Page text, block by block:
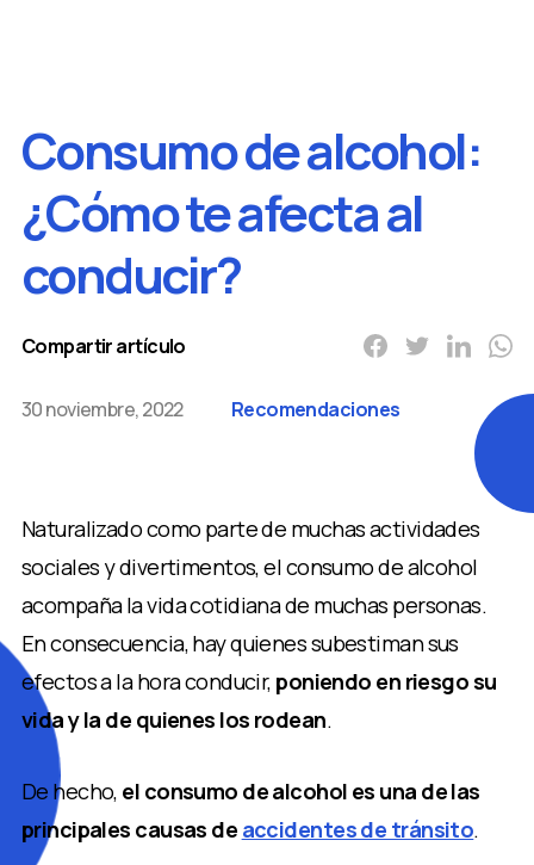
Consumo de alcohol:
¿Cómo te afecta al
conducir?
Compartir artículo
30 noviembre, 2022 Recomendaciones
Naturalizado como parte de muchas actividades
sociales y divertimentos, el consumo de alcohol
acompaña la vida cotidiana de muchas personas.
En consecuencia, hay quienes subestiman sus
efectos a la hora conducir, poniendo en riesgo su
vida y la de quienes los rodean.
De hecho, el consumo de alcohol es una de las
principales causas de accidentes de tránsito.